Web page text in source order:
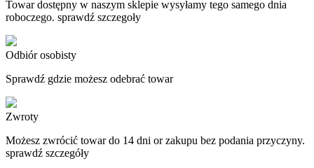
Towar dostępny w naszym sklepie wysyłamy tego samego dnia
roboczego. sprawdź szczegoły
Odbiór osobisty
Sprawdź gdzie możesz odebrać towar
Zwroty
Możesz zwrócić towar do 14 dni or zakupu bez podania przyczyny.
sprawdź szczegóły